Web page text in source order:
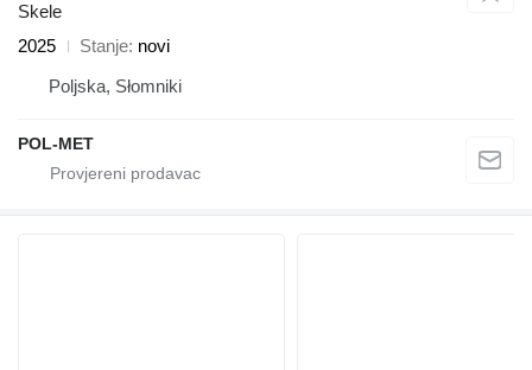
Skele
2025
Stanje novi
Poljska, Słomniki
POL-MET